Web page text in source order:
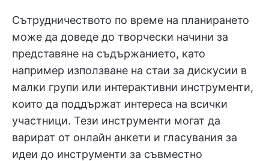
Сътрудничеството по време на планирането
може да доведе до творчески начини за
представяне на съдържанието, като
например използване на стаи за дискусии в
малки групи или интерактивни инструменти,
които да поддържат интереса на всички
участници. Тези инструменти могат да
варират от онлайн анкети и гласувания за
идеи до инструменти за съвместно